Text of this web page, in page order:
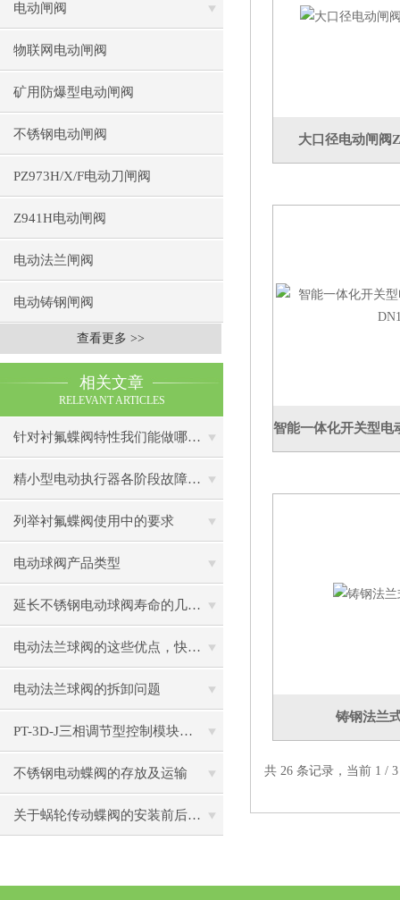
电动闸阀
物联网电动闸阀
矿用防爆型电动闸阀
不锈钢电动闸阀
PZ973H/X/F电动刀闸阀
Z941H电动闸阀
电动法兰闸阀
电动铸钢闸阀
查看更多 >>
相关文章
RELEVANT ARTICLES
针对衬氟蝶阀特性我们能做哪些维护
精小型电动执行器各阶段故障的排除
列举衬氟蝶阀使用中的要求
电动球阀产品类型
延长不锈钢电动球阀寿命的几个小秘诀
电动法兰球阀的这些优点，快来看看吧
电动法兰球阀的拆卸问题
PT-3D-J三相调节型控制模块的使用要求
不锈钢电动蝶阀的存放及运输
关于蜗轮传动蝶阀的安装前后有所不同
大口径电动闸阀
铸钢法兰
共 26 条记录，当前 1